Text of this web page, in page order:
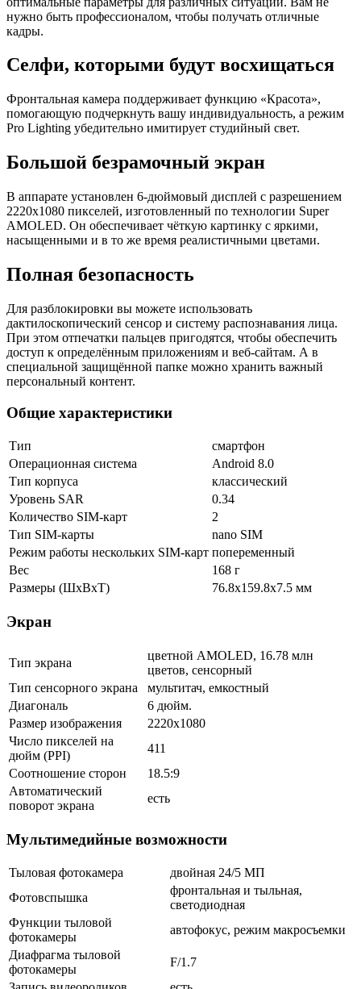
нужно быть профессионалом, чтобы получать отличные
кадры.
Селфи, которыми будут восхищаться
Фронтальная камера поддерживает функцию «Красота»,
помогающую подчеркнуть вашу индивидуальность, а режим
Pro Lighting убедительно имитирует студийный свет.
Большой безрамочный экран
В аппарате установлен 6-дюймовый дисплей с разрешением
2220х1080 пикселей, изготовленный по технологии Super
AMOLED. Он обеспечивает чёткую картинку с яркими,
насыщенными и в то же время реалистичными цветами.
Полная безопасность
Для разблокировки вы можете использовать
дактилоскопический сенсор и систему распознавания лица.
При этом отпечатки пальцев пригодятся, чтобы обеспечить
доступ к определённым приложениям и веб-сайтам. А в
специальной защищённой папке можно хранить важный
персональный контент.
Общие характеристики
Тип
смартфон
Операционная система
Android 8.0
Тип корпуса
классический
Уровень SAR
0.34
Количество SIM-карт
2
Тип SIM-карты
nano SIM
Режим работы нескольких SIM-карт попеременный
Вес
168 г
Размеры (ШxВxТ)
76.8x159.8x7.5 мм
Экран
Тип экрана
цветной AMOLED, 16.78 млн
цветов, сенсорный
Тип сенсорного экрана
мультитач, емкостный
Диагональ
6 дюйм.
Размер изображения
2220x1080
Число пикселей на
дюйм (PPI)
411
Соотношение сторон
18.5:9
Автоматический
поворот экрана
есть
Мультимедийные возможности
Тыловая фотокамера
двойная 24/5 МП
Фотовспышка
фронтальная и тыльная,
светодиодная
Функции тыловой
фотокамеры
автофокус, режим макросъемки
Диафрагма тыловой
фотокамеры
F/1.7